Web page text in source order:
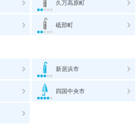
久万高原町
砥部町
新居浜市
四国中央市